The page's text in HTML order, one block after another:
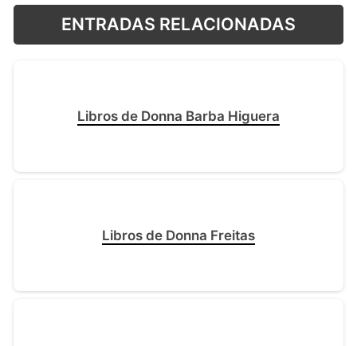
ENTRADAS RELACIONADAS
Libros de Donna Barba Higuera
Libros de Donna Freitas